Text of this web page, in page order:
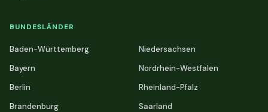
BUNDESLÄNDER
Baden-Württemberg
Bayern
Berlin
Brandenburg
Niedersachsen
Nordrhein-Westfalen
Rheinland-Pfalz
Saarland